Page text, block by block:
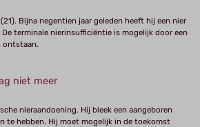
Bijna negentien jaar geleden heeft hij een nier
terminale nierinsufficiëntie is mogelijk door een
niet meer
nieraandoening. Hij bleek een aangeboren
te hebben. Hij moet mogelijk in de toekomst